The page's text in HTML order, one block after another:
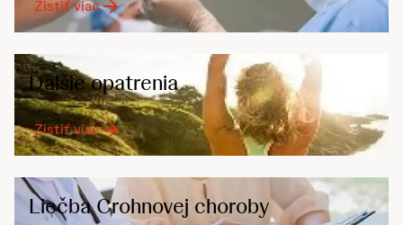
Zistiť viac
Ďalšie opatrenia
Zistiť viac
Liečba Crohnovej choroby